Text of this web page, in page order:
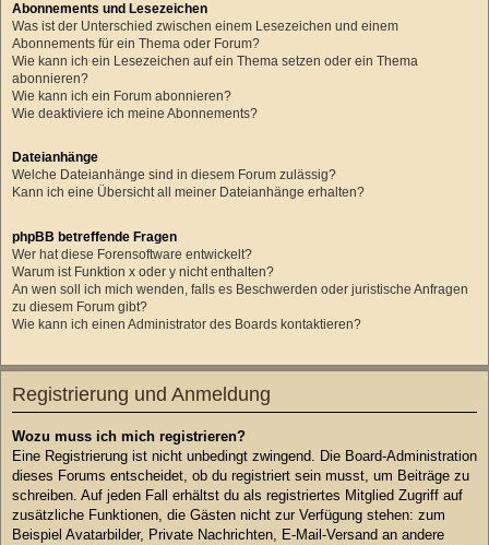
Abonnements und Lesezeichen
Was ist der Unterschied zwischen einem Lesezeichen und einem
Abonnements für ein Thema oder Forum?
Wie kann ich ein Lesezeichen auf ein Thema setzen oder ein Thema
abonnieren?
Wie kann ich ein Forum abonnieren?
Wie deaktiviere ich meine Abonnements?
Dateianhänge
Welche Dateianhänge sind in diesem Forum zulässig?
Kann ich eine Übersicht all meiner Dateianhänge erhalten?
phpBB betreffende Fragen
Wer hat diese Forensoftware entwickelt?
Warum ist Funktion x oder y nicht enthalten?
An wen soll ich mich wenden, falls es Beschwerden oder juristische Anfragen
zu diesem Forum gibt?
Wie kann ich einen Administrator des Boards kontaktieren?
Registrierung und Anmeldung
Wozu muss ich mich registrieren?
Eine Registrierung ist nicht unbedingt zwingend. Die Board-Administration
dieses Forums entscheidet, ob du registriert sein musst, um Beiträge zu
schreiben. Auf jeden Fall erhältst du als registriertes Mitglied Zugriff auf
zusätzliche Funktionen, die Gästen nicht zur Verfügung stehen: zum
Beispiel Avatarbilder, Private Nachrichten, E-Mail-Versand an andere